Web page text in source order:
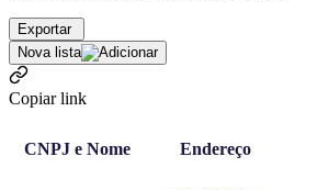
Exportar
Nova lista
Copiar link
CNPJ e Nome Endereço